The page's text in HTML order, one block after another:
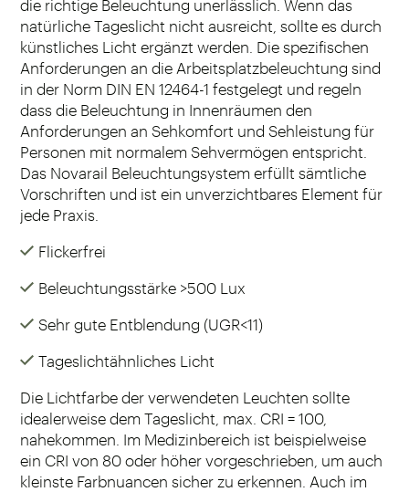
die richtige Beleuchtung unerlässlich. Wenn das
natürliche Tageslicht nicht ausreicht, sollte es durch
künstliches Licht ergänzt werden. Die spezifischen
Anforderungen an die Arbeitsplatzbeleuchtung sind
in der Norm DIN EN 12464-1 festgelegt und regeln
dass die Beleuchtung in Innenräumen den
Anforderungen an Sehkomfort und Sehleistung für
Personen mit normalem Sehvermögen entspricht.
Das Novarail Beleuchtungsystem erfüllt sämtliche
Vorschriften und ist ein unverzichtbares Element für
jede Praxis.
Flickerfrei
Beleuchtungsstärke >500 Lux
Sehr gute Entblendung (UGR<11)
Tageslichtähnliches Licht
Die Lichtfarbe der verwendeten Leuchten sollte
idealerweise dem Tageslicht, max. CRI = 100,
nahekommen. Im Medizinbereich ist beispielweise
ein CRI von 80 oder höher vorgeschrieben, um auch
kleinste Farbnuancen sicher zu erkennen. Auch im